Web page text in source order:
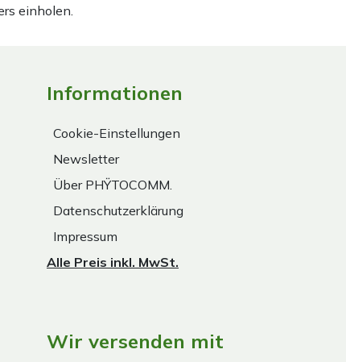
einholen.
Informationen
Cookie-Einstellungen
Newsletter
Über PHŸTOCOMM.
Datenschutzerklärung
Impressum
Alle Preis inkl. MwSt.
Wir versenden mit